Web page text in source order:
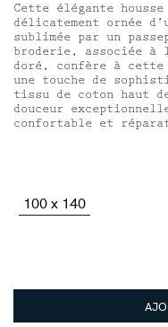
Cette élégante
délicatement ornée
sublimée par un
broderie, associée à
doré, confère à cette
une touche de
tissu de coton haut
douceur
confortable et
100 x 140